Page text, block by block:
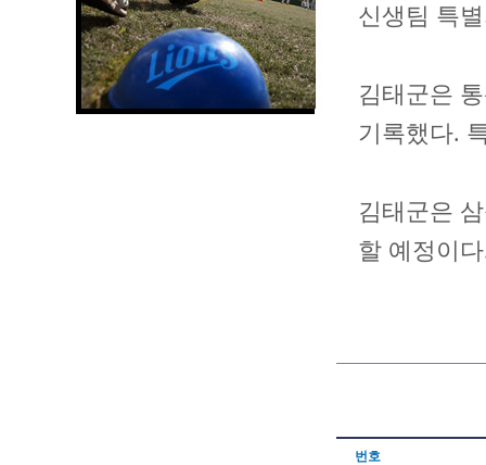
신생팀 특
김태군은
기록했다.
김태군은
할 예정이
번호